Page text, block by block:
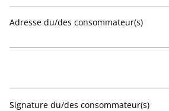
Adresse du/des consommateur(s)
Signature du/des consommateur(s)